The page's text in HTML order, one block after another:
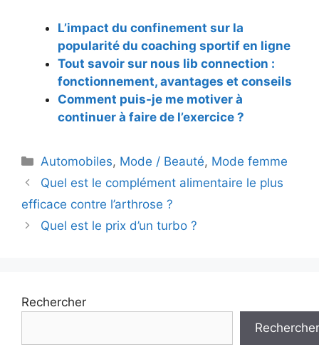
L’impact du confinement sur la
popularité du coaching sportif en ligne
Tout savoir sur nous lib connection :
fonctionnement, avantages et conseils
Comment puis-je me motiver à
continuer à faire de l’exercice ?
Catégories
Automobiles, Mode / Beauté, Mode femme
Navigation
des
Quel est le complément alimentaire le plus
efficace contre l’arthrose ?
Quel est le prix d’un turbo ?
Rechercher
Rechercher